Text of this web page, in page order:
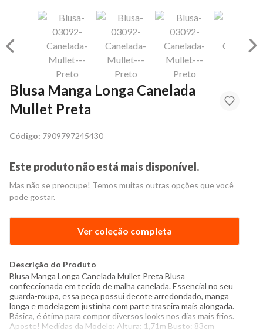
Blusa Manga Longa Canelada
Mullet Preta
Código: 7909797245430
Este produto não está mais disponível.
Mas não se preocupe! Temos muitas outras opções que você
pode gostar.
Ver coleção completa
Descrição do Produto
Blusa Manga Longa Canelada Mullet Preta Blusa
confeccionada em tecido de malha canelada. Essencial no seu
guarda-roupa, essa peça possui decote arredondado, manga
longa e modelagem justinha com parte traseira mais alongada.
Básica, é ótima para compor diversos looks nos dias mais frios.
Aposte! Medidas da Modelo: Altura: 1,71m Busto: 83cm